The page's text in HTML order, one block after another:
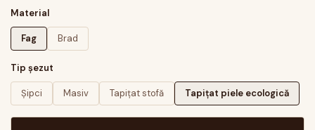
Material
Fag Brad
Tip șezut
Șipci Masiv Tapițat stofă Tapițat piele ecologică